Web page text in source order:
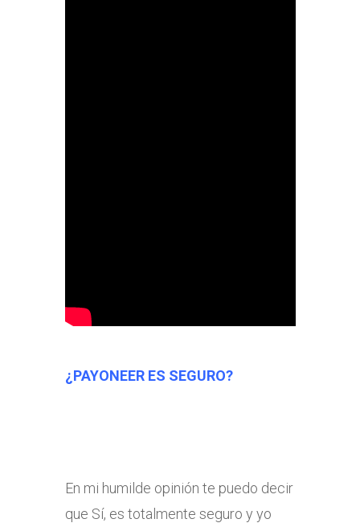
¿PAYONEER ES SEGURO?
En mi humilde opinión te puedo decir
que Sí, es totalmente seguro y yo